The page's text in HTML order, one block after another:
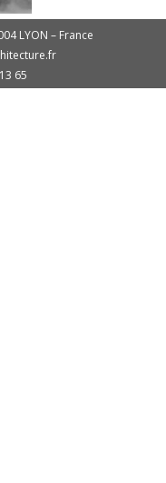
LYON – France
65